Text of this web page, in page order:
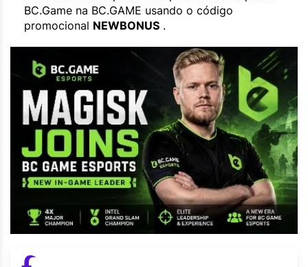
BC.Game na BC.GAME usando o código
promocional NEWBONUS .